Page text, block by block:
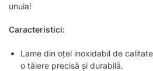
unuia!
Caracteristici:
Lame din oțel inoxidabil de
o tăiere precisă și durabilă.